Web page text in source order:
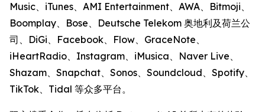
Music、iTunes、AMI Entertainment、AWA、Bitmoji、
Boomplay、Bose、Deutsche Telekom 奥地利及荷兰公
司、DiGi、Facebook、Flow、GraceNote、
iHeartRadio、Instagram、iMusica、Naver Live、
Shazam、Snapchat、Sonos、Soundcloud、Spotify、
TikTok、Tidal 等众多平台。